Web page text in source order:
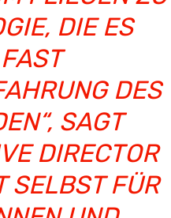
DIE ES
DES F
SAGT F
DIRECTOR B
FÜR U